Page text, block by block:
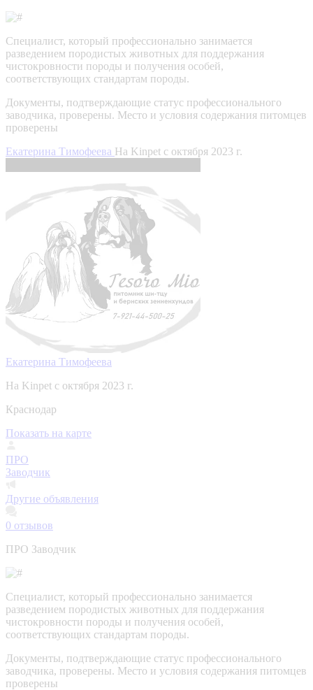
Специалист, который профессионально занимается
разведением породистых животных для поддержания
чистокровности породы и получения особей,
соответствующих стандартам породы.
Документы, подтверждающие статус профессионального
заводчика, проверены. Место и условия содержания питомцев
проверены
Екатерина Тимофеева На Kinpet c октября 2023 г.
Екатерина Тимофеева
На Kinpet c октября 2023 г.
Краснодар
Показать на карте
ПРО
Заводчик
Другие объявления
0 отзывов
ПРО Заводчик
Специалист, который профессионально занимается
разведением породистых животных для поддержания
чистокровности породы и получения особей,
соответствующих стандартам породы.
Документы, подтверждающие статус профессионального
заводчика, проверены. Место и условия содержания питомцев
проверены